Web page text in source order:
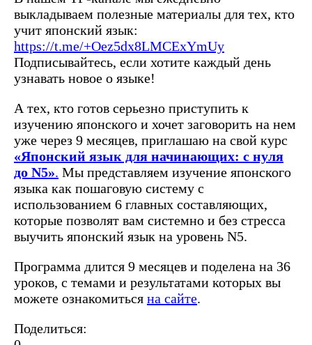
выкладываем полезные материалы для тех, кто
учит японский язык:
https://t.me/+Oez5dx8LMCExYmUy
Подписывайтесь, если хотите каждый день
узнавать новое о языке!
А тех, кто готов серьезно приступить к
изучению японского и хочет заговорить на нем
уже через 9 месяцев, приглашаю на свой курс
«Японский язык для начинающих: с нуля
до N5». Мы представляем изучение японского
языка как пошаговую систему с
использованием 6 главных составляющих,
которые позволят вам системно и без стресса
выучить японский язык на уровень N5.
Программа длится 9 месяцев и поделена на 36
уроков, с темами и результатами которых вы
можете ознакомиться на сайте.
Поделиться: